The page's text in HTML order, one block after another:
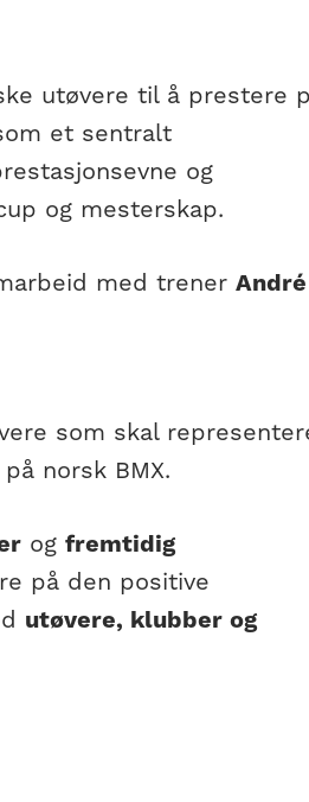
utøvere til å prestere
et sentralt
og
og mesterskap.
med trener André
som skal
norsk BMX.
og fremtidig
på den positive
utøvere, klubber og